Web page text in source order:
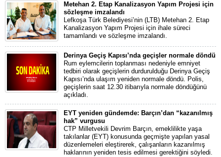
Metehan 2. Etap Kanalizasyon Yapım Projesi için
sözleşme imzalandı
Lefkoşa Türk Belediyesi’nin (LTB) Metehan 2. Etap
Kanalizasyon Yapım Projesi için ihale süreci
tamamlandı ve sözleşme imzalandı.
Derinya Geçiş Kapısı’nda geçişler normale döndü
Rum eylemcilerin toplanması nedeniyle emniyet
tedbiri olarak geçişlerin durdurulduğu Derinya Geçiş
Kapısı’nda ulaşım yeniden normale döndü. Polis,
geçişlerin saat 12.30 itibarıyla normale döndüğünü
açıkladı.
EYT yeniden gündemde: Barçın’dan “kazanılmış
hak” vurgusu
CTP Milletvekili Devrim Barçın, emeklilikte yaşa
takılanlar (EYT) konusunda geçmişte yapılan yasal
düzenlemeleri eleştirerek, çalışanların kazanılmış
haklarının yeniden tesis edilmesi gerektiğini söyledi.